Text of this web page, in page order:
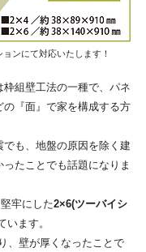
ンにて対応いたします！
組壁工法の一種で、パネ
の『面』で家を構成する方
も、地盤の原因を除く建
たことでも話題になりま
牢にした2×6(ツーバイシ
います。
、壁が厚くなったことで